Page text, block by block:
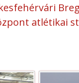
atlétikai